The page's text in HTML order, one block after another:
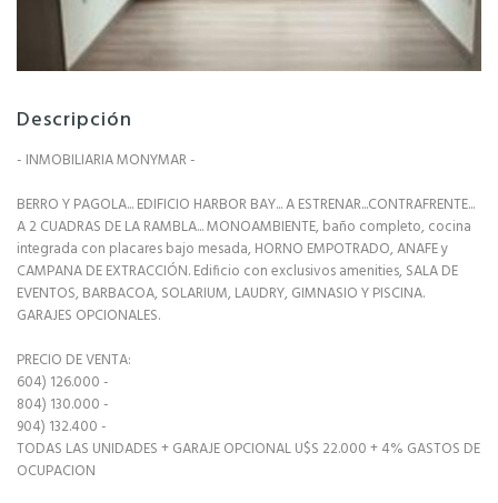
Descripción
- INMOBILIARIA MONYMAR -
BERRO Y PAGOLA... EDIFICIO HARBOR BAY... A ESTRENAR...CONTRAFRENTE...
A 2 CUADRAS DE LA RAMBLA... MONOAMBIENTE, baño completo, cocina
integrada con placares bajo mesada, HORNO EMPOTRADO, ANAFE y
CAMPANA DE EXTRACCIÓN. Edificio con exclusivos amenities, SALA DE
EVENTOS, BARBACOA, SOLARIUM, LAUDRY, GIMNASIO Y PISCINA.
GARAJES OPCIONALES.
PRECIO DE VENTA:
604) 126.000 -
804) 130.000 -
904) 132.400 -
TODAS LAS UNIDADES + GARAJE OPCIONAL U$S 22.000 + 4% GASTOS DE
OCUPACION